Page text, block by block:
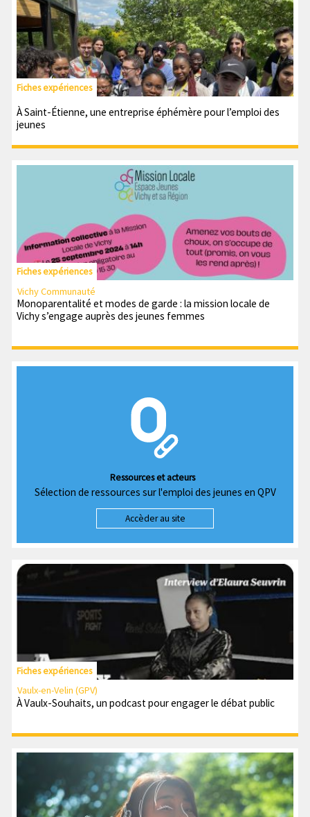
Fiches expériences
À Saint-Étienne, une entreprise éphémère pour l’emploi des
jeunes
Fiches expériences
Vichy Communauté
Monoparentalité et modes de garde : la mission locale de
Vichy s’engage auprès des jeunes femmes
Ressources et acteurs
Sélection de ressources sur l'emploi des jeunes en QPV
Accèder au site
Fiches expériences
Vaulx-en-Velin (GPV)
À Vaulx-Souhaits, un podcast pour engager le débat public